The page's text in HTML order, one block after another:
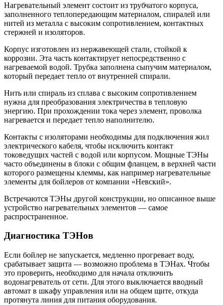
Нагревательный элемент состоит из трубчатого корпуса,
заполненного теплопередающим материалом, спиралей или
нитей из металла с высоким сопротивлением, контактных
стержней и изоляторов.
Корпус изготовлен из нержавеющей стали, стойкой к
коррозии. Эта часть контактирует непосредственно с
нагреваемой водой. Трубка заполнена сыпучим материалом,
который передает тепло от внутренней спирали.
Нить или спираль из сплава с высоким сопротивлением
нужна для преобразования электричества в тепловую
энергию. При прохождении тока через элемент, проволка
нагревается и передает тепло наполнителю.
Контакты с изоляторами необходимы для подключения жил
электрического кабеля, чтобы исключить контакт
токоведущих частей с водой или корпусом. Мощные ТЭНы
часто объединены в блоки с общим фланцем, в верхней части
которого размещены клеммы, как например нагревательные
элементы для бойлеров от компании «Невский».
Встречаются ТЭНы другой конструкции, но описанное выше
устройство нагревательных элементов — самое
распространенное.
Диагностика ТЭНов
Если бойлер не запускается, медленно прогревает воду,
срабатывает защита — возможно проблема в ТЭНах. Чтобы
это проверить, необходимо для начала отключить
водонагреватель от сети. Для этого выключается вводный
автомат в шкафу управления или на общем щите, откуда
протянута линия для питания оборудования.